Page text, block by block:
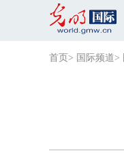
首页 > 国际频道>